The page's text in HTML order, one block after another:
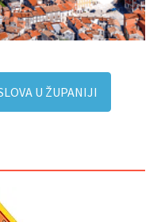
U ŽUPANIJI